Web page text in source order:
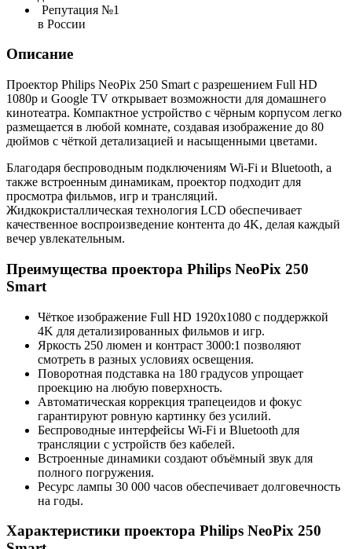
Репутация №1
в России
Описание
Проектор Philips NeoPix 250 Smart с разрешением Full HD
1080p и Google TV открывает возможности для домашнего
кинотеатра. Компактное устройство с чёрным корпусом легко
размещается в любой комнате, создавая изображение до 80
дюймов с чёткой детализацией и насыщенными цветами.
Благодаря беспроводным подключениям Wi-Fi и Bluetooth, а
также встроенным динамикам, проектор подходит для
просмотра фильмов, игр и трансляций.
Жидкокристаллическая технология LCD обеспечивает
качественное воспроизведение контента до 4K, делая каждый
вечер увлекательным.
Преимущества проектора Philips NeoPix 250
Smart
Чёткое изображение Full HD 1920x1080 с поддержкой
4K для детализированных фильмов и игр.
Яркость 250 люмен и контраст 3000:1 позволяют
смотреть в разных условиях освещения.
Поворотная подставка на 180 градусов упрощает
проекцию на любую поверхность.
Автоматическая коррекция трапецеидов и фокус
гарантируют ровную картинку без усилий.
Беспроводные интерфейсы Wi-Fi и Bluetooth для
трансляции с устройств без кабелей.
Встроенные динамики создают объёмный звук для
полного погружения.
Ресурс лампы 30 000 часов обеспечивает долговечность
на годы.
Характеристики проектора Philips NeoPix 250